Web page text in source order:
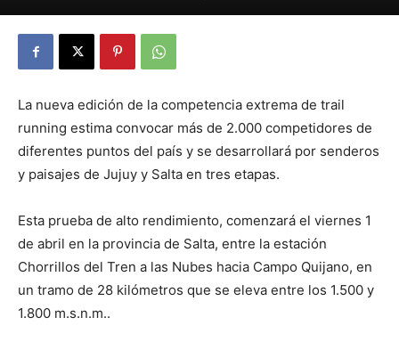
La nueva edición de la competencia extrema de trail
running estima convocar más de 2.000 competidores de
diferentes puntos del país y se desarrollará por senderos
y paisajes de Jujuy y Salta en tres etapas.
Esta prueba de alto rendimiento, comenzará el viernes 1
de abril en la provincia de Salta, entre la estación
Chorrillos del Tren a las Nubes hacia Campo Quijano, en
un tramo de 28 kilómetros que se eleva entre los 1.500 y
1.800 m.s.n.m..